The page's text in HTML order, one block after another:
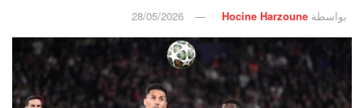
بواسطة Hocine Harzoune
28/05/2026